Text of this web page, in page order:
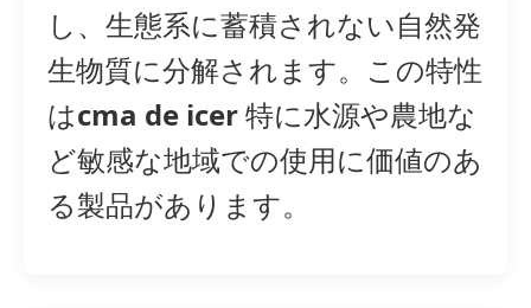
し、生態系に蓄積されない自然発
生物質に分解されます。この特性
はcma de icer特に水源や農地な
ど敏感な地域での使用に価値のあ
る製品があります。